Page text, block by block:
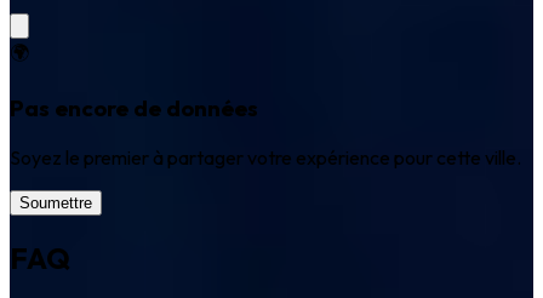
🌍
Pas encore de données
Soyez le premier à partager votre expérience pour cette ville.
Soumettre
FAQ